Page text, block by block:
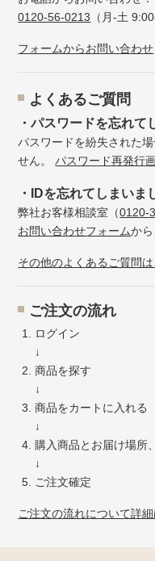
0120-56-0213 （月-土
フォームからお問い合わせ
よくあるご質問
・パスワードを忘れて
パスワードを紛失された
せん。パスワード再発行
・IDを忘れてしまいま
弊社お客様相談室（0120-
お問い合わせフォームから
その他のよくあるご質問は
ご注文の流れ
ログイン
↓
商品を探す
↓
商品をカートに入れる
↓
購入商品とお届け場所
↓
ご注文確定
ご注文の流れについて詳